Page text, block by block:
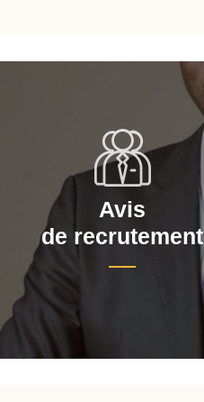
Avis
de recrutement